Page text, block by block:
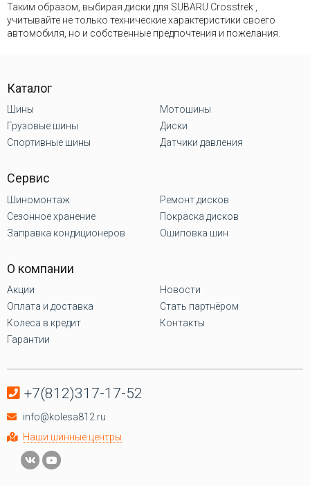
Таким образом, выбирая диски для SUBARU Crosstrek ,
учитывайте не только технические характеристики своего
автомобиля, но и собственные предпочтения и пожелания.
Каталог
Шины
Грузовые шины
Спортивные шины
Мотошины
Диски
Датчики давления
Сервис
Шиномонтаж
Сезонное хранение
Заправка кондиционеров
Ремонт дисков
Покраска дисков
Ошиповка шин
О компании
Акции
Оплата и доставка
Колеса в кредит
Гарантии
Новости
Стать партнёром
Контакты
+7(812)317-17-52
info@kolesa812.ru
Наши шинные центры